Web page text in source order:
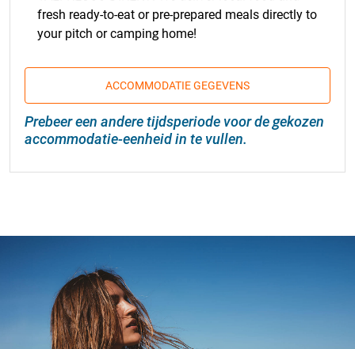
fresh ready-to-eat or pre-prepared meals directly to
your pitch or camping home!
ACCOMMODATIE GEGEVENS
Prebeer een andere tijdsperiode voor de gekozen
accommodatie-eenheid in te vullen.